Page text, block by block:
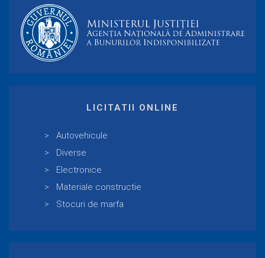
LICITATII ONLINE
Autovehicule
Diverse
Electronice
Materiale constructie
Stocuri de marfa